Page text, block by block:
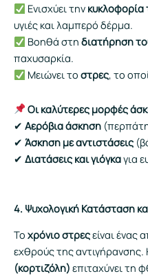
Ενισχύει την κυκλοφορία
υγιές και λαμπερό δέρμα.
Βοηθά στη διατήρηση
παχυσαρκία.
Μειώνει το στρες, το
Οι καλύτερες μορφές
✔ Αερόβια άσκηση
✔ Άσκηση με αντιστάσεις
✔ Διατάσεις και γιόγκαγια
4. Ψυχολογική Κατάσταση
Το χρόνιο στρεςείναι ένας
εχθρούς της αντιγήρανσης.
(κορτιζόλη) επιταχύνει τη